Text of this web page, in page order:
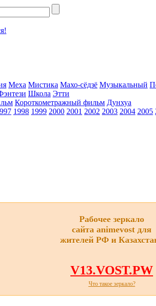
Меха Мистика Махо-сёдзё Музыкальный
Школа Этти
Короткометражный фильм Дунхуа
1998 1999 2000 2001 2002 2003 2004 2005
Рабочее зеркало
сайта animevost для
жителей РФ и
V13.VOST.PW
Что такое зеркало?